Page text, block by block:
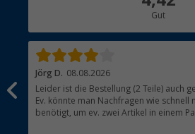
Gut
Jörg D. 08.08.2026
Leider ist die Bestellung (2 Teile) auch
Ev. könnte man Nachfragen wie schnell
benötigt, um ev. zwei Artikel in einem